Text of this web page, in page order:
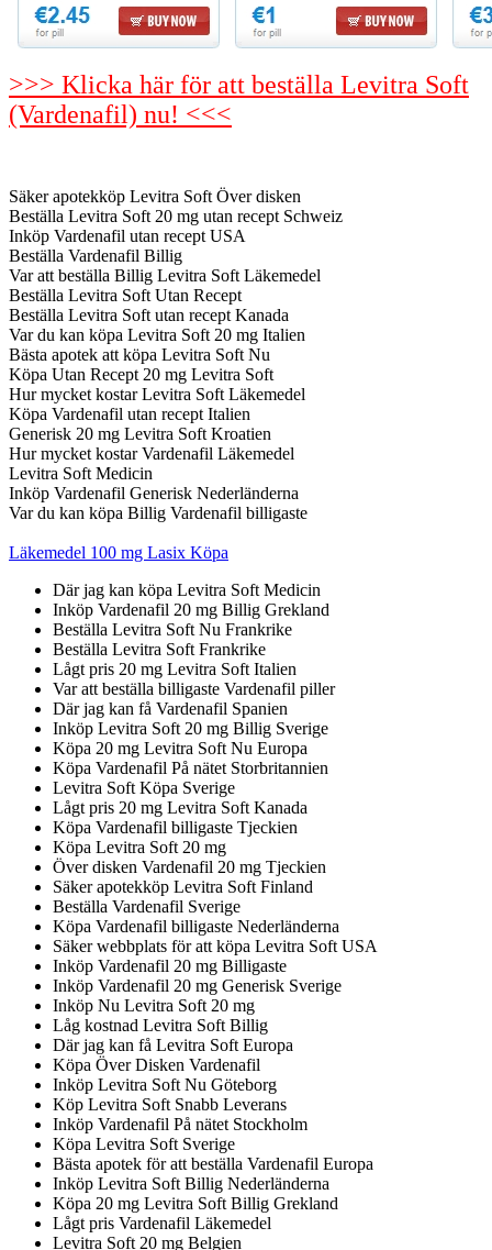
>>> Klicka här för att beställa Levitra Soft
(Vardenafil) nu! <<<
Säker apotekköp Levitra Soft Över disken
Beställa Levitra Soft 20 mg utan recept Schweiz
Inköp Vardenafil utan recept USA
Beställa Vardenafil Billig
Var att beställa Billig Levitra Soft Läkemedel
Beställa Levitra Soft Utan Recept
Beställa Levitra Soft utan recept Kanada
Var du kan köpa Levitra Soft 20 mg Italien
Bästa apotek att köpa Levitra Soft Nu
Köpa Utan Recept 20 mg Levitra Soft
Hur mycket kostar Levitra Soft Läkemedel
Köpa Vardenafil utan recept Italien
Generisk 20 mg Levitra Soft Kroatien
Hur mycket kostar Vardenafil Läkemedel
Levitra Soft Medicin
Inköp Vardenafil Generisk Nederländerna
Var du kan köpa Billig Vardenafil billigaste
Läkemedel 100 mg Lasix Köpa
Där jag kan köpa Levitra Soft Medicin
Inköp Vardenafil 20 mg Billig Grekland
Beställa Levitra Soft Nu Frankrike
Beställa Levitra Soft Frankrike
Lågt pris 20 mg Levitra Soft Italien
Var att beställa billigaste Vardenafil piller
Där jag kan få Vardenafil Spanien
Inköp Levitra Soft 20 mg Billig Sverige
Köpa 20 mg Levitra Soft Nu Europa
Köpa Vardenafil På nätet Storbritannien
Levitra Soft Köpa Sverige
Lågt pris 20 mg Levitra Soft Kanada
Köpa Vardenafil billigaste Tjeckien
Köpa Levitra Soft 20 mg
Över disken Vardenafil 20 mg Tjeckien
Säker apotekköp Levitra Soft Finland
Beställa Vardenafil Sverige
Köpa Vardenafil billigaste Nederländerna
Säker webbplats för att köpa Levitra Soft USA
Inköp Vardenafil 20 mg Billigaste
Inköp Vardenafil 20 mg Generisk Sverige
Inköp Nu Levitra Soft 20 mg
Låg kostnad Levitra Soft Billig
Där jag kan få Levitra Soft Europa
Köpa Över Disken Vardenafil
Inköp Levitra Soft Nu Göteborg
Köp Levitra Soft Snabb Leverans
Inköp Vardenafil På nätet Stockholm
Köpa Levitra Soft Sverige
Bästa apotek för att beställa Vardenafil Europa
Inköp Levitra Soft Billig Nederländerna
Köpa 20 mg Levitra Soft Billig Grekland
Lågt pris Vardenafil Läkemedel
Levitra Soft 20 mg Belgien